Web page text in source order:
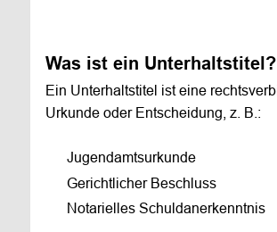
Was ist ein Unterhaltstitel?
Ein Unterhaltstitel ist eine
Urkunde oder Entscheidung, z. B.:
      Jugendamtsurkunde
      Gerichtlicher Beschluss
      Notarielles Schuldanerkenntnis